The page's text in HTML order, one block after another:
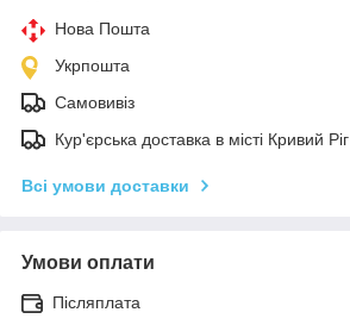
Нова Пошта
Укрпошта
Самовивіз
Кур'єрська доставка в місті Кривий Ріг
Всі умови доставки
Умови оплати
Післяплата